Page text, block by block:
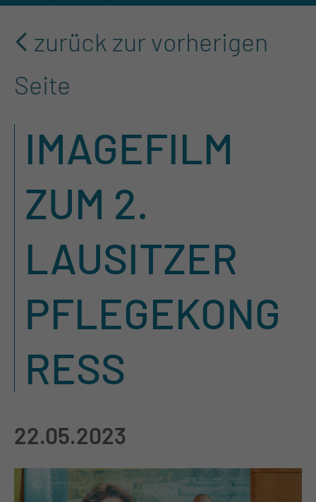
zurück zur vorherigen
Seite
IMAGEFILM
ZUM 2.
LAUSITZER
PFLEGEKONG
RESS
22.05.2023